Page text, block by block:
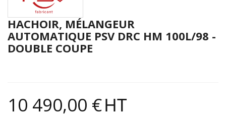
HACHOIR, MÉLANGEUR
AUTOMATIQUE PSV DRC HM 100L/98 -
DOUBLE COUPE
10 490,00 €HT